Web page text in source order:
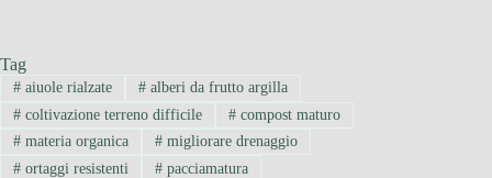
Tag
#aiuole rialzate #alberi da frutto argilla
#coltivazione terreno difficile #compost maturo
#materia organica #migliorare drenaggio
#ortaggi resistenti #pacciamatura